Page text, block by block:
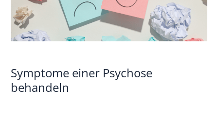
Symptome einer Psychose
behandeln